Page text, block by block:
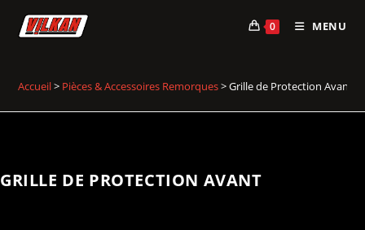
0 MENU
Accueil> Pièces & Accessoires Remorques>Grille de Protection Avant
GRILLE DE PROTECTION AVANT